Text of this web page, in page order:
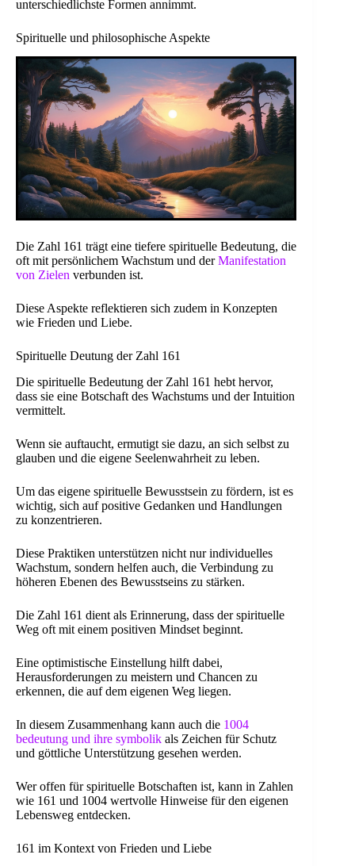
unterschiedlichste Formen annimmt.
Spirituelle und philosophische Aspekte
Die Zahl 161 trägt eine tiefere spirituelle Bedeutung, die
oft mit persönlichem Wachstum und derManifestation
von Zielen verbunden ist.
Diese Aspekte reflektieren sich zudem in Konzepten
wie Frieden und Liebe.
Spirituelle Deutung der Zahl 161
Die spirituelle Bedeutung der Zahl 161 hebt hervor,
dass sie eine Botschaft des Wachstums und der Intuition
vermittelt.
Wenn sie auftaucht, ermutigt sie dazu, an sich selbst zu
glauben und die eigene Seelenwahrheit zu leben.
Um das eigene spirituelle Bewusstsein zu fördern, ist es
wichtig, sich auf positive Gedanken und Handlungen
zu konzentrieren.
Diese Praktiken unterstützen nicht nur individuelles
Wachstum, sondern helfen auch, die Verbindung zu
höheren Ebenen des Bewusstseins zu stärken.
Die Zahl 161 dient als Erinnerung, dass der spirituelle
Weg oft mit einem positiven Mindset beginnt.
Eine optimistische Einstellung hilft dabei,
Herausforderungen zu meistern und Chancen zu
erkennen, die auf dem eigenen Weg liegen.
In diesem Zusammenhang kann auch die 1004
bedeutung und ihre symbolik als Zeichen für Schutz
und göttliche Unterstützung gesehen werden.
Wer offen für spirituelle Botschaften ist, kann in Zahlen
wie 161 und 1004 wertvolle Hinweise für den eigenen
Lebensweg entdecken.
161 im Kontext von Frieden und Liebe